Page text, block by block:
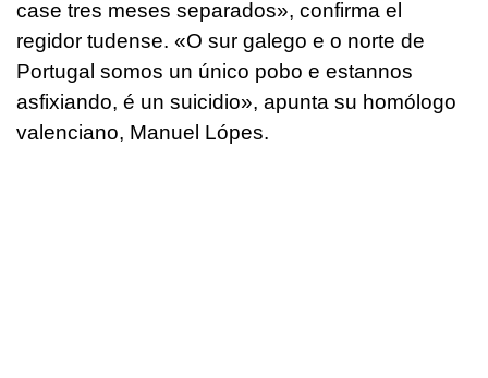
case tres meses separados», confirma el
regidor tudense. «O sur galego e o norte de
Portugal somos un único pobo e estannos
asfixiando, é un suicidio», apunta su homólogo
valenciano, Manuel Lópes.